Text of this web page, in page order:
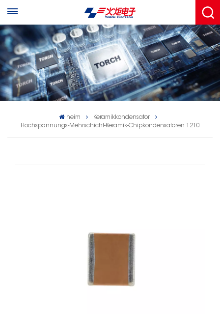
heim
Keramikkondensator
Hochspannungs-Mehrschicht-Keramik-Chipkondensatoren 1210